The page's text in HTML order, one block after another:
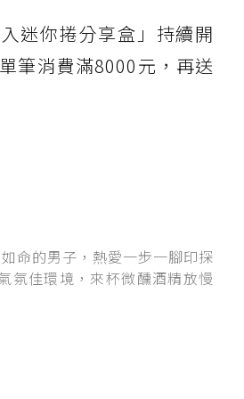
迷你捲分享盒」持續開
筆消費滿8000元，再送
命的男子，熱愛一步一腳印探
氛佳環境，來杯微醺酒精放慢